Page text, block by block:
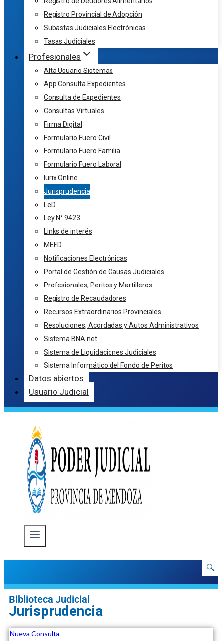
Registro Provincial de Adopción
Subastas Judiciales Electrónicas
Tasas Judiciales
Profesionales
Alta Usuario Sistemas
App Consulta Expedientes
Consulta de Expedientes
Consultas Virtuales
Firma Digital
Formulario Fuero Civil
Formulario Fuero Familia
Formulario Fuero Laboral
Iurix Online
Jurisprudencia
LeD
Ley N° 9423
Links de interés
MEED
Notificaciones Electrónicas
Portal de Gestión de Causas Judiciales
Profesionales, Peritos y Martilleros
Registro de Recaudadores
Recursos Extraordinarios Provinciales
Resoluciones, Acordadas y Autos Administrativos
Sistema BNA net
Sistema de Liquidaciones Judiciales
Sistema Informático del Fondo de Peritos
Datos abiertos
Usuario Judicial
🔍
Biblioteca Judicial
Jurisprudencia